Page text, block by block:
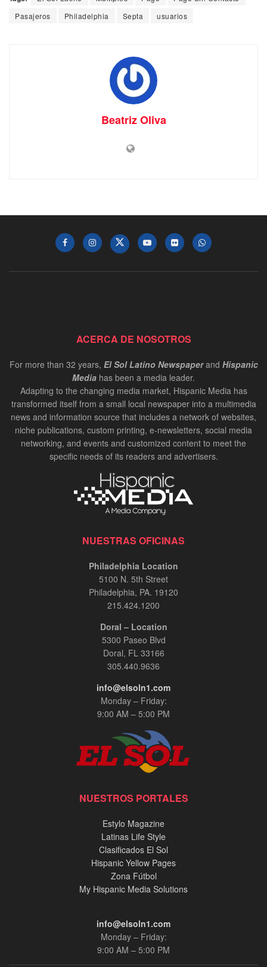
Pasajeros
Philadelphia Septa usuarios
Beatriz Oliva
ACERCA DE NOSOTROS
For more than 32 years, El Sol Latino Newspaperand Hispanic
Media has been a media leader.
Adapting to the changing media market, Hispanic Media has
transformed itself from a small local newspaper into a multimedia
news and information source that includes a network of websites,
niche publications, custom printing, e-newsletters, social media
networking, and events and customized content to meet the
specific needs of its readers and advertisers.
NUESTRAS OFICINAS
Philadelphia Location
5100 N. 5th Street
Philadelphia, PA. 19120
215.424.1200
Doral – Location
5300 Paseo Blvd
Doral, FL 33166
305.440.9636
info@elsoln1.com
Monday – Friday:
9:00 AM – 5:00 PM
NUESTROS PORTALES
Estylo Magazine
Latinas Life Style
Clasificados El Sol
Hispanic Yellow Pages
Zona Fútbol
My Hispanic Media Solutions
info@elsoln1.com
Monday – Friday:
9:00 AM – 5:00 PM